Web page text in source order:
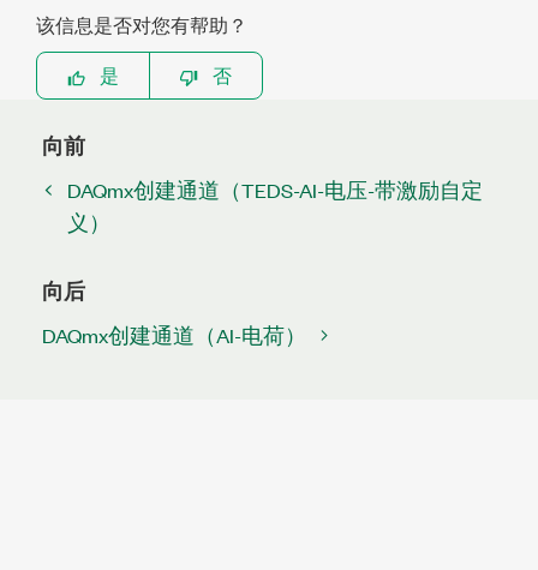
该信息是否对您有帮助？
是
否
向前
DAQmx创建通道（TEDS-AI-电压-带激励自定
义）
向后
DAQmx创建通道（AI-电荷）